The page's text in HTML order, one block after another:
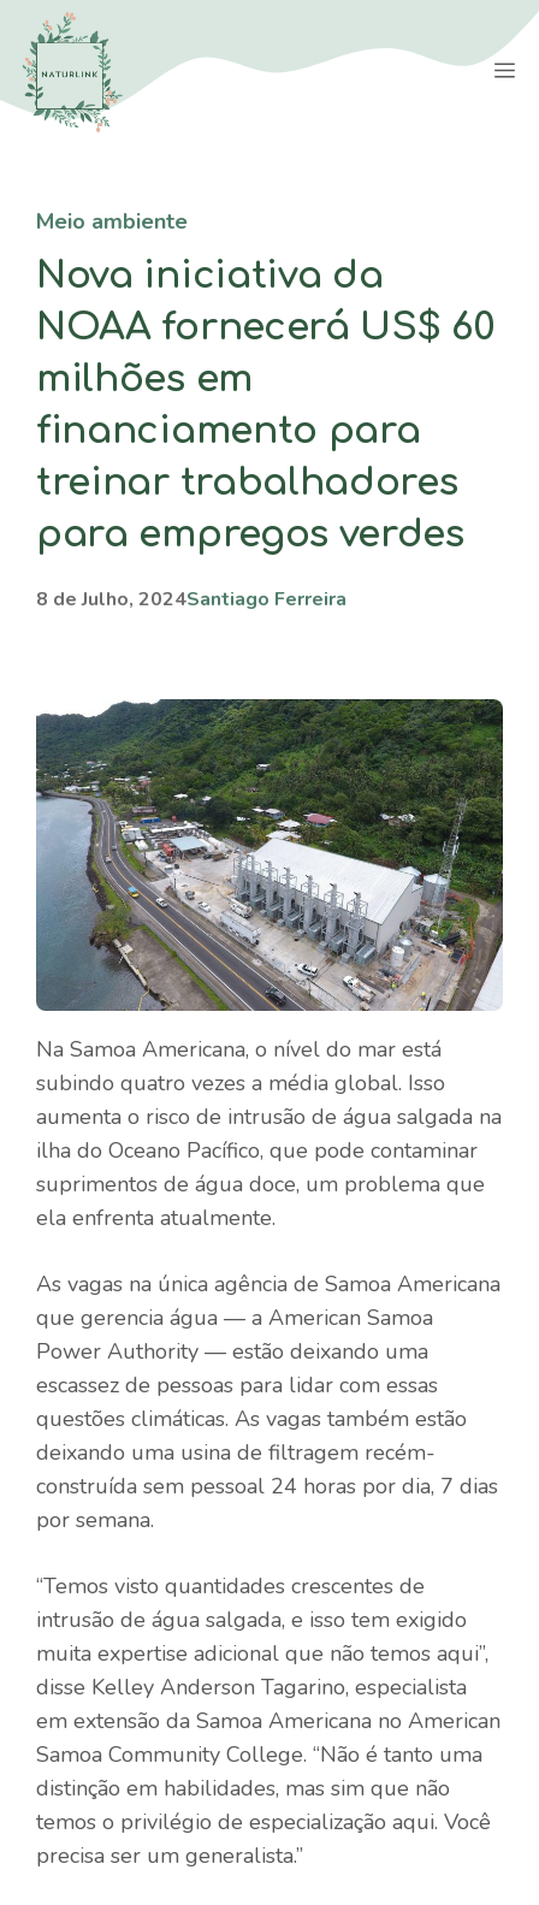
Saltar
para
conteúdo
Meio ambiente
Nova iniciativa da
NOAA fornecerá US$ 60
milhões em
financiamento para
treinar trabalhadores
para empregos verdes
8 de Julho, 2024Santiago Ferreira
Na Samoa Americana, o nível do mar está
subindo quatro vezes a média global. Isso
aumenta o risco de intrusão de água salgada na
ilha do Oceano Pacífico, que pode contaminar
suprimentos de água doce, um problema que
ela enfrenta atualmente.
As vagas na única agência de Samoa Americana
que gerencia água — a American Samoa
Power Authority — estão deixando uma
escassez de pessoas para lidar com essas
questões climáticas. As vagas também estão
deixando uma usina de filtragem recém-
construída sem pessoal 24 horas por dia, 7 dias
por semana.
“Temos visto quantidades crescentes de
intrusão de água salgada, e isso tem exigido
muita expertise adicional que não temos aqui”,
disse Kelley Anderson Tagarino, especialista
em extensão da Samoa Americana no American
Samoa Community College. “Não é tanto uma
distinção em habilidades, mas sim que não
temos o privilégio de especialização aqui. Você
precisa ser um generalista.”